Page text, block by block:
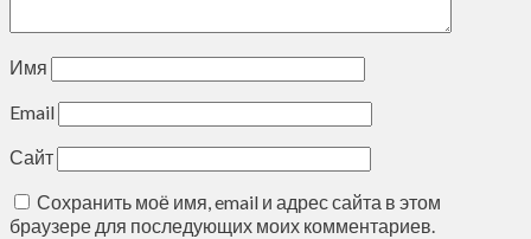
Имя
Email
Сайт
Сохранить моё имя, email и адрес сайта в этом
браузере для последующих моих комментариев.